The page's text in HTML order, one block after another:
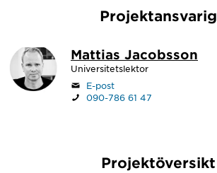
Projektansvarig
Mattias Jacobsson
Universitetslektor
E-post
090-786 61 47
Projektöversikt